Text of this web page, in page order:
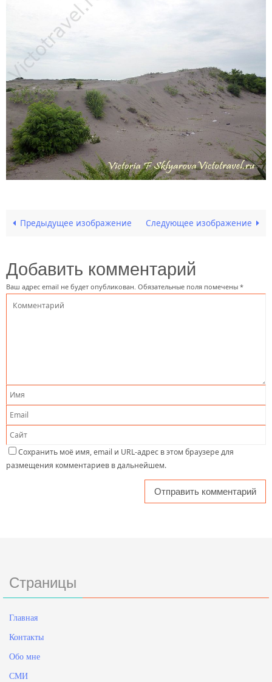
Предыдущее изображение Следующее изображение
Добавить комментарий
Ваш адрес email не будет опубликован. Обязательные поля помечены *
Сохранить моё имя, email и URL-адрес в этом браузере для
размещения комментариев в дальнейшем.
Страницы
Главная
Контакты
Обо мне
СМИ